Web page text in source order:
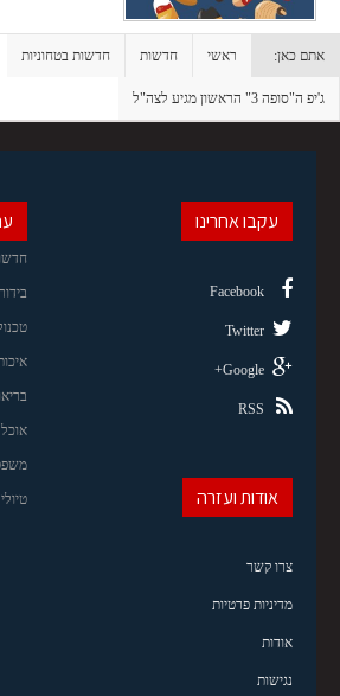
אתם כאן: ראשי חדשות חדשות בטחוניות
ג'יפ ה"סופה 3" הראשון מגיע לצה"ל
בידור
אוכל
עקבו אחרינו
Facebook
Twitter
Google+
RSS
אודות ועזרה
צרו קשר
מדיניות פרטיות
אודות
נגישות